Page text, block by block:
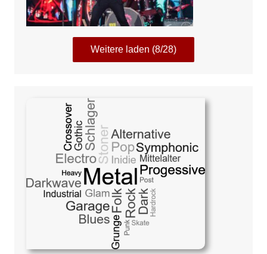
Weitere laden (8/28)